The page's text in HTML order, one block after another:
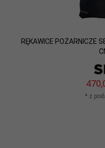
RĘKAWICE POŻARNICZE
470,
* z